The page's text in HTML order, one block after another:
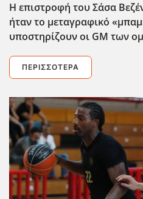
Η επιστροφή του Σάσα
ήταν το μεταγραφικό
υποστηρίζουν οι GM των
ΠΕΡΙΣΣΌΤΕΡΑ